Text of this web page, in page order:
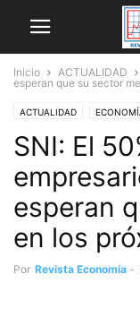
Inicio ACTUALIDAD
esperan que su sector
ACTUALIDAD
SNI: El
esperan
en los
Por Revista Economía -